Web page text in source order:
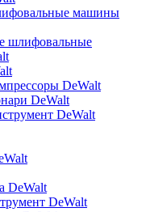
машины
шлифовальные
DeWalt
DeWalt
DeWalt
DeWalt
DeWalt